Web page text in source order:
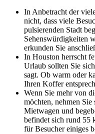
In Anbetracht der
nicht, dass viele
pulsierenden Stadt
Sehenswürdigkeiten
erkunden Sie
In Houston herrscht
Urlaub sollten Sie
sagt. Ob warm oder
Ihren Koffer
Wenn Sie mehr von
möchten, nehmen Sie
Mietwagen und
befindet sich rund 55
für Besucher einiges